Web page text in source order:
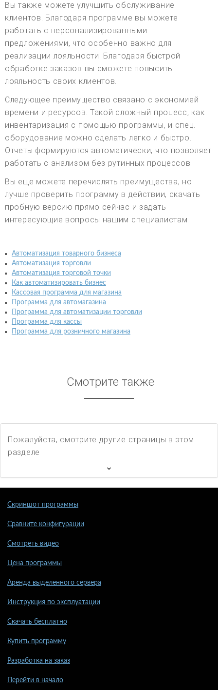
Вы также можете улучшить обслуживание
клиентов. Благодаря программе вы можете
работать с персонализированными
предложениями, что особенно важно для
реализации лояльности. Благодаря быстрой
обработке заказов вы сможете повысить
лояльность своих клиентов.
Следующее преимущество связано с экономией
времени и ресурсов. Такой сложный процесс, как
инвентаризация с помощью программы, и спец.
оборудование можно сделать легко и быстро.
Отчеты формируются автоматически, что позволяет
работать с анализом без рутинных процессов.
Вы еще можете перечислять преимущества, но
лучше проверить программу в действии, скачать
пробную версию прямо сейчас и задать
интересующие вопросы нашим специалистам.
Автоматизация товарного бизнеса
Автоматизация торговли
Автоматизация торговой точки
Как автоматизировать бизнес
Кассовая программа для магазина
Программа для автомагазина
Программа для автоматизации торговли
Программа для кассы
Программа для розничного магазина
Смотрите также
Пожалуйста, смотрите другие страницы в этом
разделе
Скриншот программы
Сравните конфигурации
Смотреть видео
Цена программы
Аренда выделенного сервера
Инструкция по эксплуатации
Скачать бесплатно
Купить программу
Разработка на заказ
Перейти в начало